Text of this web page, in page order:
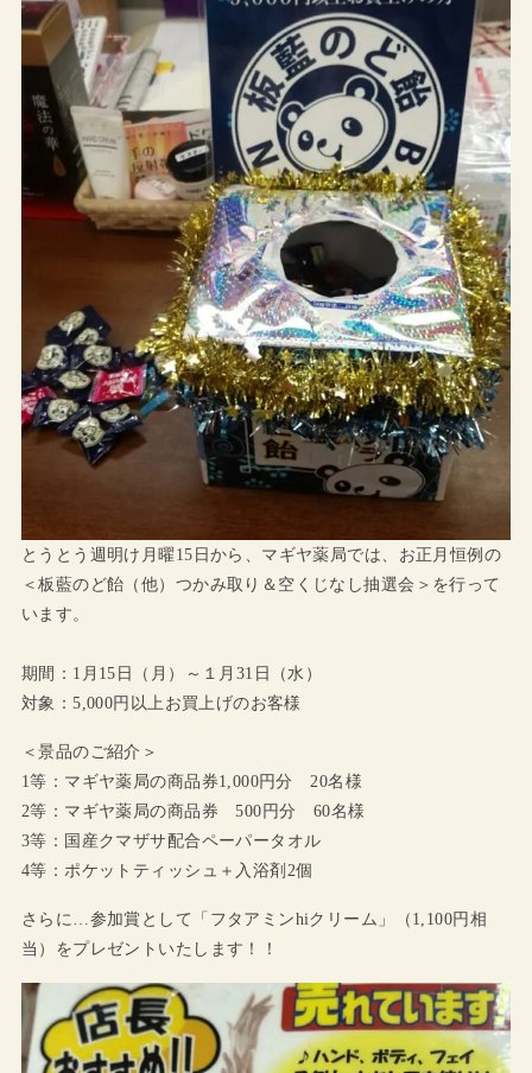
とうとう週明け月曜15日から、マギヤ薬局では、お正月恒例の
＜板藍のど飴（他）つかみ取り＆空くじなし抽選会＞を行って
います。
期間：1月15日（月）～１月31日（水）
対象：5,000円以上お買上げのお客様
＜景品のご紹介＞
1等：マギヤ薬局の商品券1,000円分 20名様
2等：マギヤ薬局の商品券 500円分 60名様
3等：国産クマザサ配合ペーパータオル
4等：ポケットティッシュ＋入浴剤2個
さらに…参加賞として「フタアミンhiクリーム」（1,100円相
当）をプレゼントいたします！！